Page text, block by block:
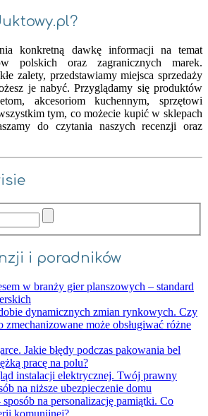
konkretną dawkę informacji na temat
polskich oraz zagranicznych marek.
zalety, przedstawiamy miejsca sprzedaży
je nabyć. Przyglądamy się produktów
akcesoriom kuchennym, sprzętowi
tym, co możecie kupić w sklepach
do czytania naszych recenzji oraz
i poradników
w branży gier planszowych – standard
dynamicznych zmian rynkowych. Czy
zmechanizowane może obsługiwać różne
Jakie błędy podczas pakowania bel
pracę na polu?
instalacji elektrycznej. Twój prawny
na niższe ubezpieczenie domu
na personalizację pamiątki. Co
komunijnej?